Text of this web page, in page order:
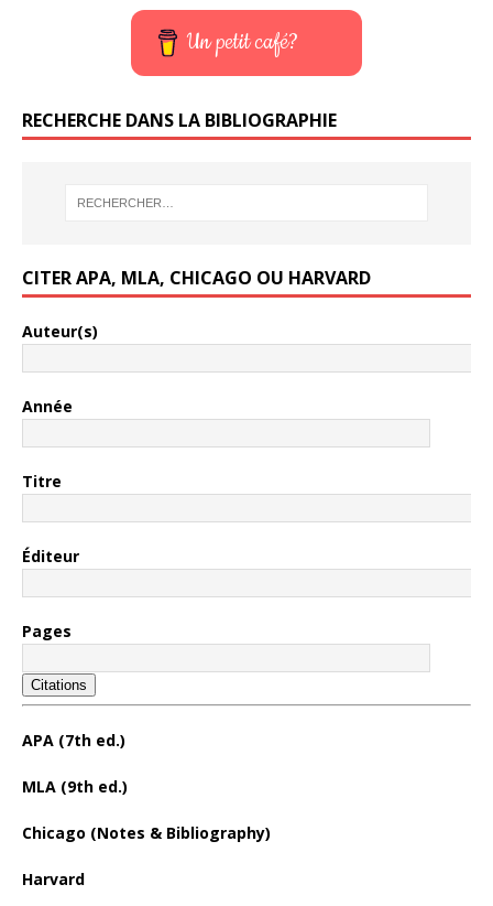
Un petit café?
RECHERCHE DANS LA BIBLIOGRAPHIE
CITER APA, MLA, CHICAGO OU HARVARD
Auteur(s)
Année
Titre
Éditeur
Pages
Citations
APA (7th ed.)
MLA (9th ed.)
Chicago (Notes & Bibliography)
Harvard